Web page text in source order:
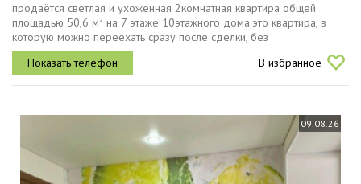
продаётся светлая и ухоженная 2комнатная квартира общей
площадью 50,6 м² на 7 этаже 10этажного дома.это квартира, в
которую можно переехать сразу после сделки, без
дополнительных вложений. выполнен качественный ремонт в
классическом стиле, всё...
В избранное
09.08.26